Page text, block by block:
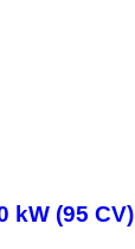
kW (95 CV)